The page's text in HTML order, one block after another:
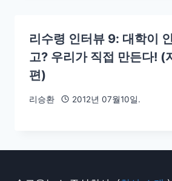
리수령 인터뷰 9: 대학이
고? 우리가 직접 만든다! (
편)
리승환 2012년 07월10일.